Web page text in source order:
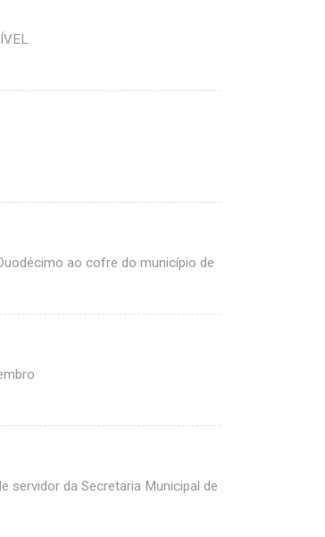
ao cofre do município de
servidor da Secretaria Municipal de